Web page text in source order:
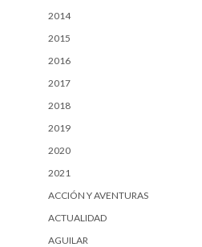
2014
2015
2016
2017
2018
2019
2020
2021
ACCIÓN Y AVENTURAS
ACTUALIDAD
AGUILAR